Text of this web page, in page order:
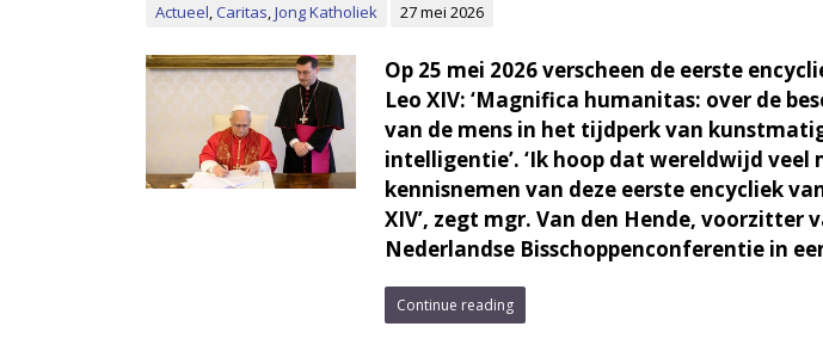
Actueel,Caritas,Jong Katholiek 27 mei 2026
Op 25 mei 2026 verscheen de eerste
Leo XIV: ‘Magnifica humanitas: over de
van de mens in het tijdperk van
intelligentie’. ‘Ik hoop dat wereldwijd veel
kennisnemen van deze eerste encycliek
XIV’, zegt mgr. Van den Hende, voorzitter
Nederlandse Bisschoppenconferentie in
Continue reading